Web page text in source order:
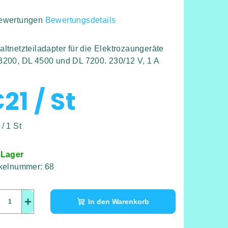
Bewertungsdetails
für die Elektrozaungeräte
DL 4500 und DL 7200. 230/12 V, 1 A
/ St
/ 1 St
68
+ In den Warenkorb